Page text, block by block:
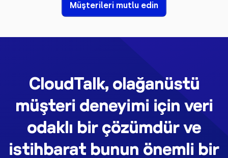
Müşterileri mutlu edin
CloudTalk, olağanüstü
müşteri deneyimi için veri
odaklı bir çözümdür ve
istihbarat bunun önemli bir